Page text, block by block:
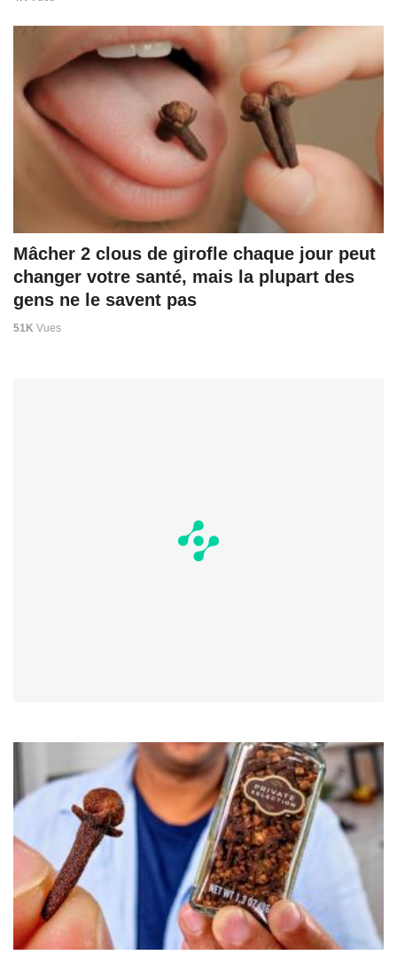
Mâcher 2 clous de girofle chaque jour peut
changer votre santé, mais la plupart des
gens ne le savent pas
51K Vues